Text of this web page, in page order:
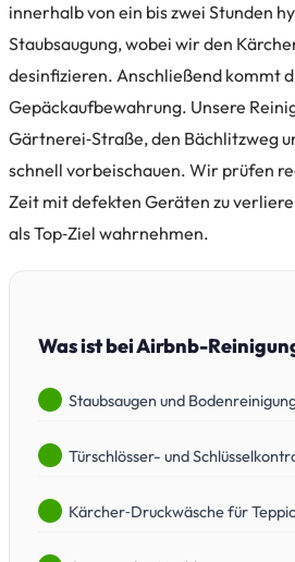
innerhalb von ein bis zwei Stunden
Staubsaugung, wobei wir den
desinfizieren. Anschließend kommt
Gepäckaufbewahrung. Unsere
Gärtnerei‑Straße, den Bächlitzweg
schnell vorbeischauen. Wir prüfen
Zeit mit defekten Geräten zu
als Top‑Ziel wahrnehmen.
Was ist bei Airbnb-
Staubsaugen und
Türschlösser- und
Kärcher‑Druckwäsche für